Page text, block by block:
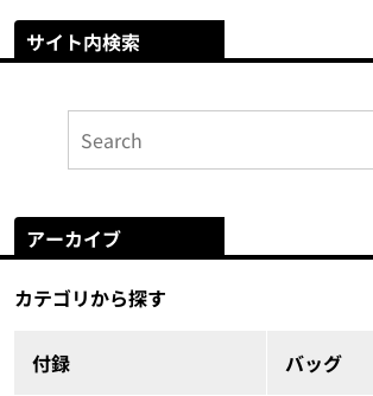
サイト内検索
アーカイブ
カテゴリから探す
付録 バッグ